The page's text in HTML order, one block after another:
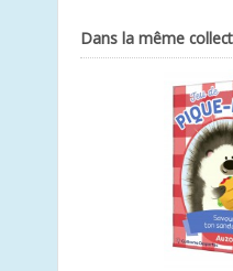
Dans la même